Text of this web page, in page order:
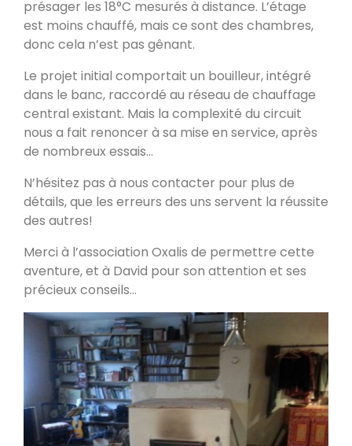
Poêle de masse L avec petit banc
chauffant
Heusy
Poêle de Masse
Bellecombe-en-Bauges 73340
Oxalibre S
Portet 64330
La Table 73110
Éternoz 25330
Modèle L sans enduit
Saint-Jean-de-Chevelu 73170
présager les 18°C mesurés à distance. L’étage
est moins chauffé, mais ce sont des chambres,
donc cela n’est pas gênant.
Le projet initial comportait un bouilleur, intégré
dans le banc, raccordé au réseau de chauffage
central existant. Mais la complexité du circuit
nous a fait renoncer à sa mise en service, après
de nombreux essais…
N’hésitez pas à nous contacter pour plus de
détails, que les erreurs des uns servent la réussite
des autres!
Merci à l’association Oxalis de permettre cette
aventure, et à David pour son attention et ses
précieux conseils…